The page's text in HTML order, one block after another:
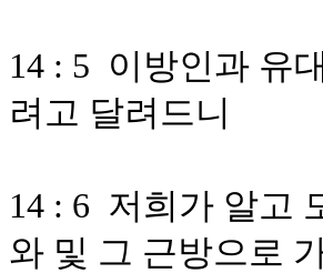
14 : 5 이방인과 유
려고 달려드니
14 : 6 저희가 알고
와 및 그 근방으로